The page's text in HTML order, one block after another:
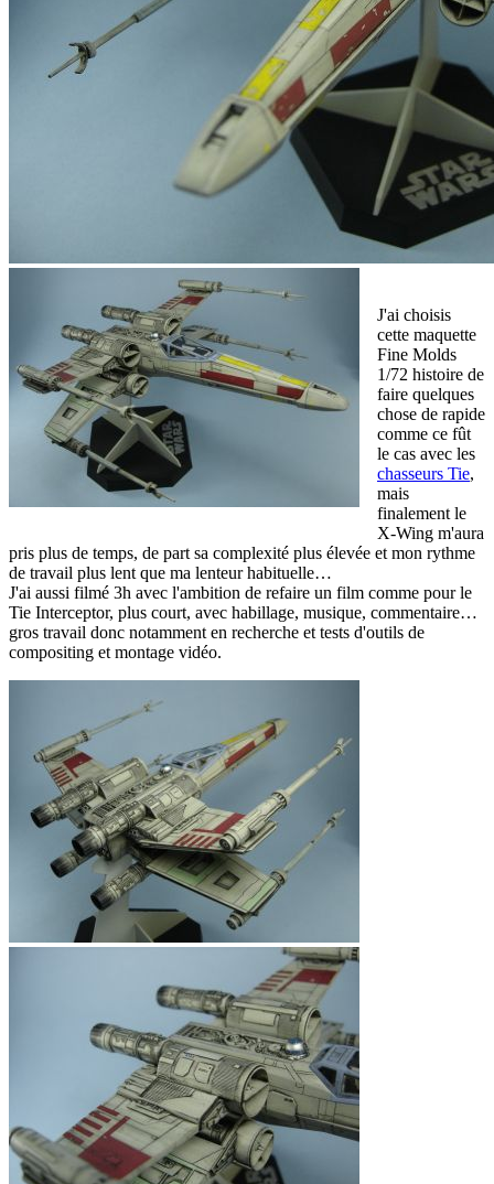
J'ai choisis
cette maquette
Fine Molds
1/72 histoire de
faire quelques
chose de rapide
comme ce fût
le cas avec les
chasseurs Tie,
mais
finalement le
X-Wing m'aura
pris plus de temps, de part sa complexité plus élevée et mon rythme
de travail plus lent que ma lenteur habituelle…
J'ai aussi filmé 3h avec l'ambition de refaire un film comme pour le
Tie Interceptor, plus court, avec habillage, musique, commentaire…
gros travail donc notamment en recherche et tests d'outils de
compositing et montage vidéo.